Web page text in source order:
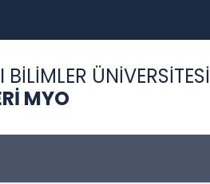
ÜNİVERSİTESİ
MYO